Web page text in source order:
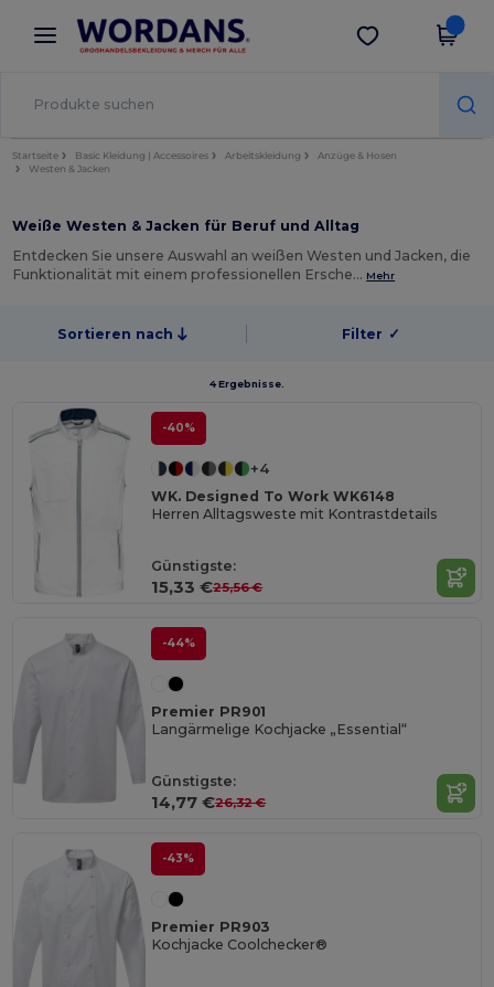
× Wordans App
Bessere Preise in der App!
App holen
Startseite Basic Kleidung | Accessoires Arbeitskleidung
Anzüge & Hosen
Westen & Jacken
Weiße Westen & Jacken für Beruf und Alltag
Entdecken Sie unsere Auswahl an weißen Westen und Jacken, die
Funktionalität mit einem professionellen Ersche… Mehr
Sortieren nach Filter ✓
4 Ergebnisse.
-40%
+4
WK. Designed To Work WK6148
Herren Alltagsweste mit Kontrastdetails
Günstigste:
15,33 €25,56 €
-44%
Premier PR901
Langärmelige Kochjacke „Essential“
Günstigste:
14,77 €26,32 €
-43%
Premier PR903
Kochjacke Coolchecker®